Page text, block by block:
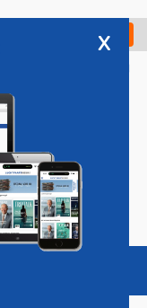
Check in
Vacatures
x